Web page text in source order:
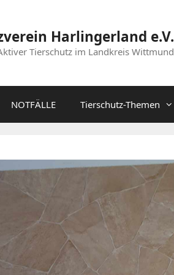
Harlingerland e.V.
Tierschutz im Landkreis Wittmund
NOTFÄLLE Tierschutz-Themen